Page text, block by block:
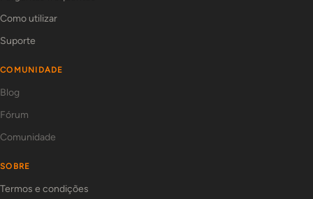
Como utilizar
Suporte
COMUNIDADE
Blog
Fórum
Comunidade
SOBRE
Termos e condições